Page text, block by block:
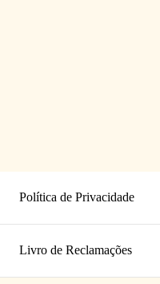
Política de Privacidade
Livro de Reclamações